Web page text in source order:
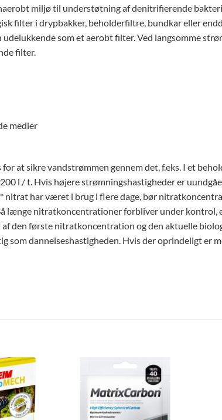
miljø til understøtning af denitrifierende
filter i drypbakker, beholderfiltre, bundkar eller
som et aerobt filter. Ved langsomme
filter.
medier
at sikre vandstrømmen gennem det, f.eks. I et
l / t. Hvis højere strømningshastigheder er
nitrat har været i brug i flere dage, bør
længe nitratkoncentrationer forbliver under
den første nitratkoncentration og den aktuelle
som dannelseshastigheden. Hvis der oprindeligt er